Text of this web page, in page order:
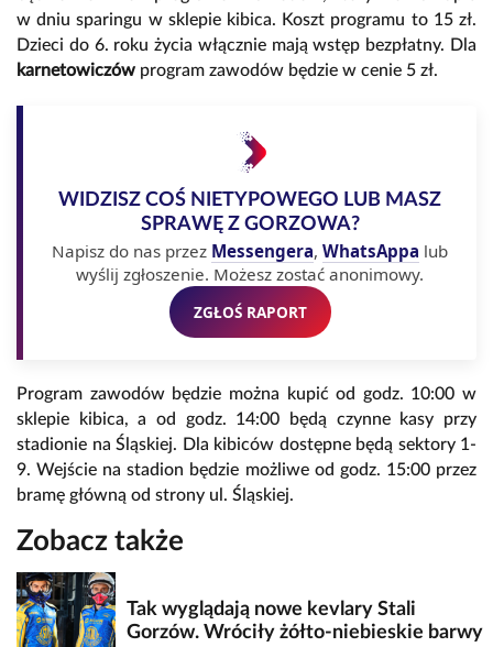
w dniu sparingu w sklepie kibica. Koszt programu to 15 zł.
Dzieci do 6. roku życia włącznie mają wstęp bezpłatny. Dla
karnetowiczów program zawodów będzie w cenie 5 zł.
WIDZISZ COŚ NIETYPOWEGO LUB MASZ
SPRAWĘ Z GORZOWA?
Napisz do nas przez Messengera, WhatsAppa lub
wyślij zgłoszenie. Możesz zostać anonimowy.
ZGŁOŚ RAPORT
Program zawodów będzie można kupić od godz. 10:00 w
sklepie kibica, a od godz. 14:00 będą czynne kasy przy
stadionie na Śląskiej. Dla kibiców dostępne będą sektory 1-
9. Wejście na stadion będzie możliwe od godz. 15:00 przez
bramę główną od strony ul. Śląskiej.
Zobacz także
Tak wyglądają nowe kevlary Stali
Gorzów. Wróciły żółto-niebieskie barwy